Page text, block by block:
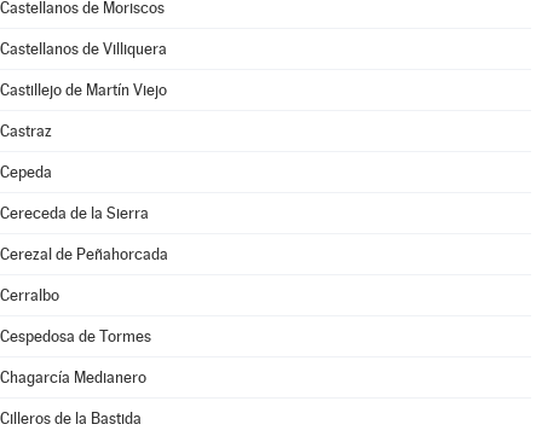
Castellanos de Moriscos
Castellanos de Villiquera
Castillejo de Martín Viejo
Castraz
Cepeda
Cereceda de la Sierra
Cerezal de Peñahorcada
Cerralbo
Cespedosa de Tormes
Chagarcía Medianero
Cilleros de la Bastida